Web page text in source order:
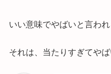
いい意味でやばいと言われ
それは、当たりすぎてやば